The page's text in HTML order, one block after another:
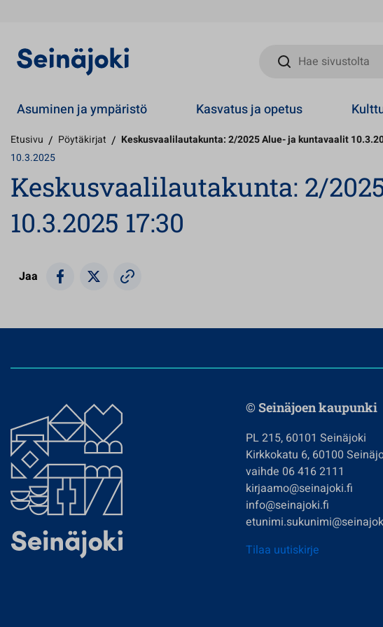
Hae sivustolta
Asuminen ja ympäristö Kasvatus ja opetus
Etusivu / Pöytäkirjat / Keskusvaalilautakunta: 2/2025 Alue- ja kuntavaalit
10.3.2025
Keskusvaalilautakunta: 2/
10.3.2025 17:30
Jaa
© Seinäjoen kaupunki
PL 215, 60101 Seinäjoki
Kirkkokatu 6, 60100
vaihde 06 416 2111
kirjaamo@seinajoki.fi
info@seinajoki.fi
Tilaa uutiskirje